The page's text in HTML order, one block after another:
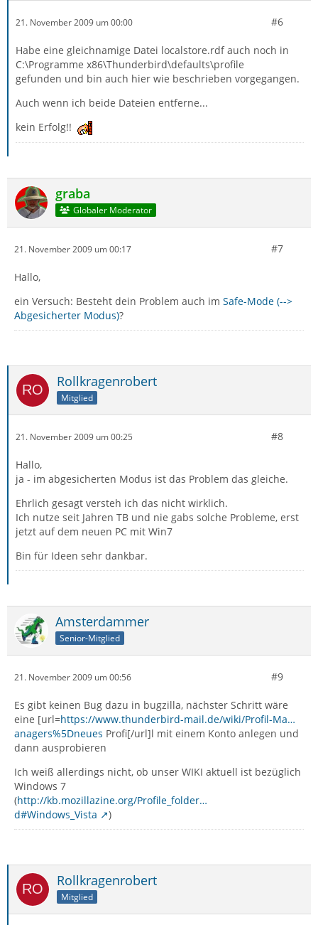
21. November 2009 um 00:00 #6
Habe eine gleichnamige Datei localstore.rdf auch noch in
C:\Programme x86\Thunderbird\defaults\profile
gefunden und bin auch hier wie beschrieben vorgegangen.
Auch wenn ich beide Dateien entferne...
kein Erfolg!!
graba
Globaler Moderator
21. November 2009 um 00:17 #7
Hallo,
ein Versuch: Besteht dein Problem auch im Safe-Mode (-->
Abgesicherter Modus)?
Rollkragenrobert
Mitglied
21. November 2009 um 00:25 #8
Hallo,
ja - im abgesicherten Modus ist das Problem das gleiche.
Ehrlich gesagt versteh ich das nicht wirklich.
Ich nutze seit Jahren TB und nie gabs solche Probleme, erst
jetzt auf dem neuen PC mit Win7
Bin für Ideen sehr dankbar.
Amsterdammer
Senior-Mitglied
21. November 2009 um 00:56 #9
Es gibt keinen Bug dazu in bugzilla, nächster Schritt wäre
eine [url=https://www.thunderbird-mail.de/wiki/Profil-Ma…
anagers%5Dneues Profi[/url]l mit einem Konto anlegen und
dann ausprobieren
Ich weiß allerdings nicht, ob unser WIKI aktuell ist bezüglich
Windows 7
(http://kb.mozillazine.org/Profile_folder…
d#Windows_Vista
)
Rollkragenrobert
Mitglied